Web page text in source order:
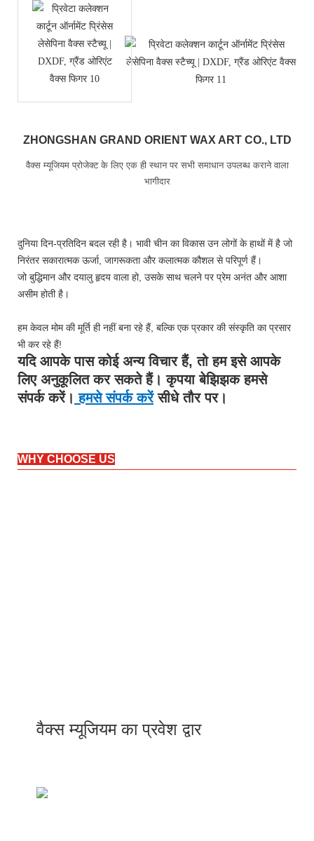
ZHONGSHAN GRAND ORIENT WAX ART CO., LTD
वैक्स म्यूजियम प्रोजेक्ट के लिए एक ही स्थान पर सभी समाधान उपलब्ध कराने वाला
भागीदार
दुनिया दिन-प्रतिदिन बदल रही है। भावी चीन का विकास उन लोगों के हाथों में है जो
निरंतर सकारात्मक ऊर्जा, जागरूकता और कलात्मक कौशल से परिपूर्ण हैं।
जो बुद्धिमान और दयालु हृदय वाला हो, उसके साथ चलने पर प्रेम अनंत और आशा
असीम होती है।
हम केवल मोम की मूर्ति ही नहीं बना रहे हैं, बल्कि एक प्रकार की संस्कृति का प्रसार
भी कर रहे हैं!
यदि आपके पास कोई अन्य विचार हैं, तो हम इसे आपके
लिए अनुकूलित कर सकते हैं। कृपया बेझिझक हमसे
संपर्क करें। हमसे संपर्क करेंसीधे तौर पर।
WHY CHOOSE US
वैक्स म्यूजियम का प्रवेश द्वार